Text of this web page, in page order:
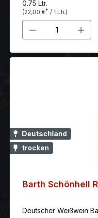
0.75 Ltr.
(22,00 €* / 1 Ltr.)
Produkt
Deutschland
trocken
Barth Schönhell
Deutscher Weißwein